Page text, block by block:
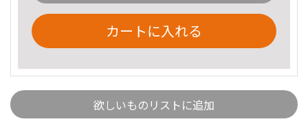
カートに入れる
欲しいものリストに追加